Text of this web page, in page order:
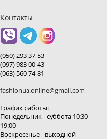
Контакты
(050) 293-37-53
(097) 983-00-43
(063) 560-74-81
fashionua.online@gmail.com
График работы:
Понедельник - суббота 10:30 -
19:00
Воскресенье - выходной